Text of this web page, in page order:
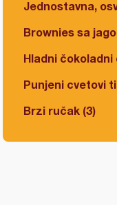
Jednostavna,
Brownies sa
Hladni
Punjeni cvetovi
Brzi ručak (3)